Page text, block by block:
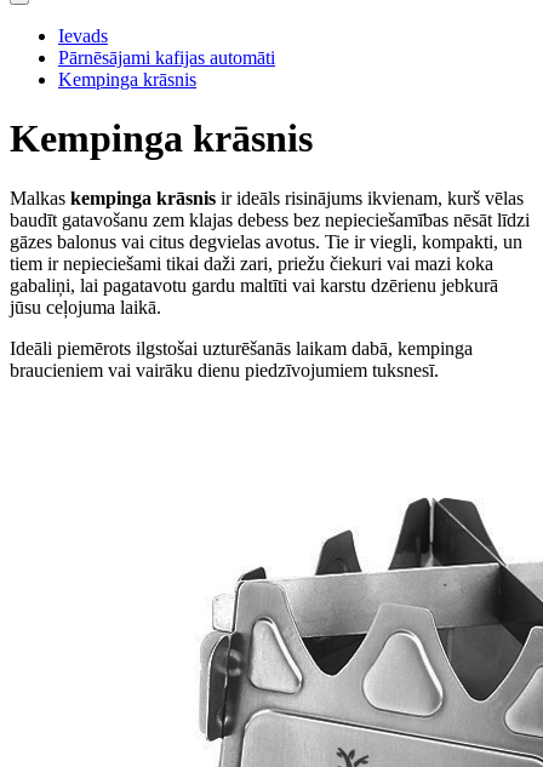
Ievads
Pārnēsājami kafijas automāti
Kempinga krāsnis
Kempinga krāsnis
Malkas kempinga krāsnis ir ideāls risinājums ikvienam, kurš vēlas
baudīt gatavošanu zem klajas debess bez nepieciešamības nēsāt līdzi
gāzes balonus vai citus degvielas avotus. Tie ir viegli, kompakti, un
tiem ir nepieciešami tikai daži zari, priežu čiekuri vai mazi koka
gabaliņi, lai pagatavotu gardu maltīti vai karstu dzērienu jebkurā
jūsu ceļojuma laikā.
Ideāli piemērots ilgstošai uzturēšanās laikam dabā, kempinga
braucieniem vai vairāku dienu piedzīvojumiem tuksnesī.